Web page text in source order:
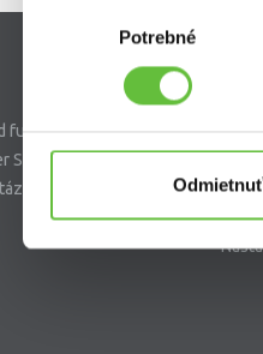
Výber
Potrebné
Odmietnuť
funguje?
Susedom?
O nás
Blog